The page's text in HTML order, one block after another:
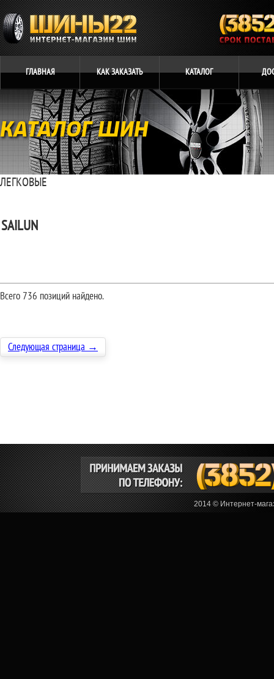
ГЛАВНАЯ КАКЗАКАЗАТЬ КАТАЛОГ
КАТАЛОГ ШИН
ЛЕГКОВЫЕ
SAILUN
Всего 736 позиций найдено.
Следующая страница →
2014 © Интернет-